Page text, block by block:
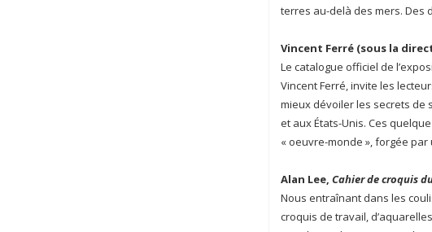
terres au-delà des mers. Des
Vincent Ferré (sous la
Le catalogue officiel de
Vincent Ferré, invite les
mieux dévoiler les secrets de
et aux États-Unis. Ces
« oeuvre-monde », forgée
Alan Lee, Cahier de croquis
Nous entraînant dans les
croquis de travail,